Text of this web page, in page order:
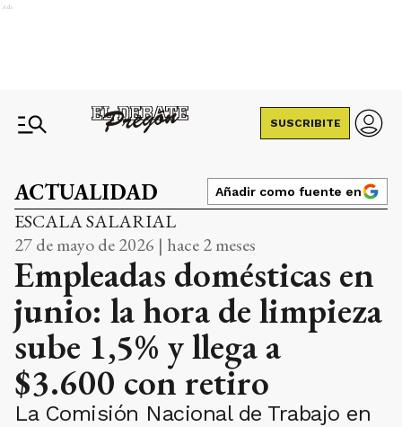
Ads
SUSCRIBITE
ACTUALIDAD Añadir como fuente en
ESCALA SALARIAL
27 de mayo de 2026 | hace 2 meses
Empleadas domésticas en
junio: la hora de limpieza
sube 1,5% y llega a
$3.600 con retiro
La Comisión Nacional de Trabajo en